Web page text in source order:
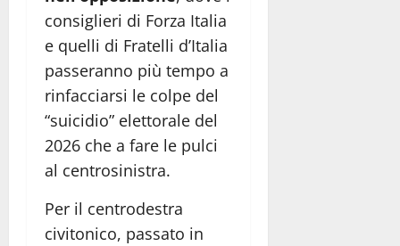
consiglieri di Forza Italia
e quelli di Fratelli d’Italia
passeranno più tempo a
rinfacciarsi le colpe del
“suicidio” elettorale del
2026 che a fare le pulci
al centrosinistra.
Per il centrodestra
civitonico, passato in